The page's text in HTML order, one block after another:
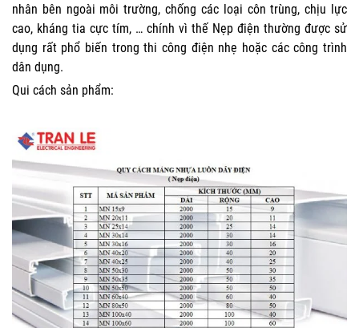
nhân bên ngoài môi trường, chống các loại côn trùng, chịu lực
cao, kháng tia cực tím, … chính vì thế Nẹp điện thường được sử
dụng rất phổ biến trong thi công điện nhẹ hoặc các công trình
dân dụng.
Qui cách sản phẩm: